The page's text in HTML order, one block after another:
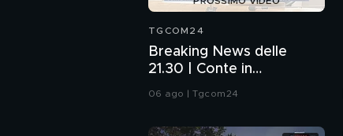
TGCOM24
Breaking News delle
21.30 | Conte in
Commissione: da me
06 ago | Tgcom24